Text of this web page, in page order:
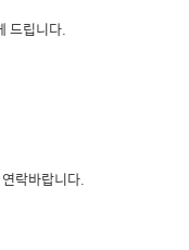
립니다.
락바랍니다.